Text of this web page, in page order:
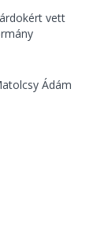
vett
Ádám